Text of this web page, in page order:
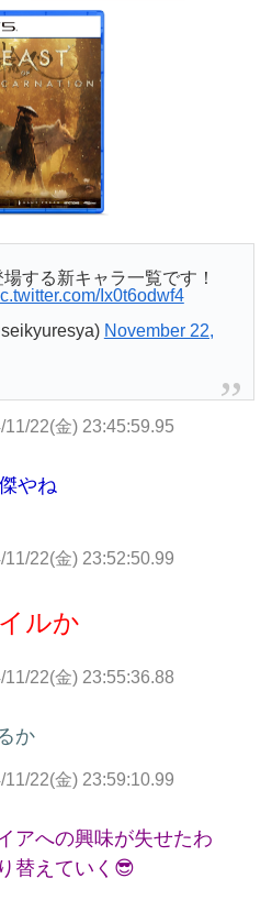
する新キャラ一覧です！
Ix0t6odwf4
November 22,
11/22(金) 23:45:59.95
やね
11/22(金) 23:52:50.99
ルか
11/22(金) 23:55:36.88
か
11/22(金) 23:59:10.99
アへの興味が失せたわ
替えていく😎